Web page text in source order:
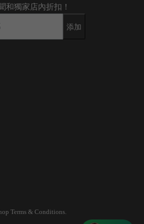
和獨家店內折扣！
添加
Terms & Conditions.